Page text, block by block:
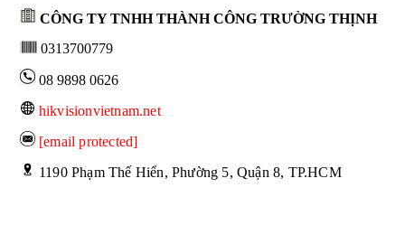
CÔNG TY TNHH THÀNH CÔNG TRƯỜNG THỊNH
0313700779
08 9898 0626
hikvisionvietnam.net
[email protected]
1190 Phạm Thế Hiển, Phường 5, Quận 8, TP.HCM